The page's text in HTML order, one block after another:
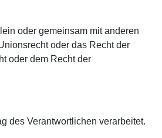
oder gemeinsam mit anderen
oder das Recht der
oder dem Recht der
des Verantwortlichen verarbeitet.